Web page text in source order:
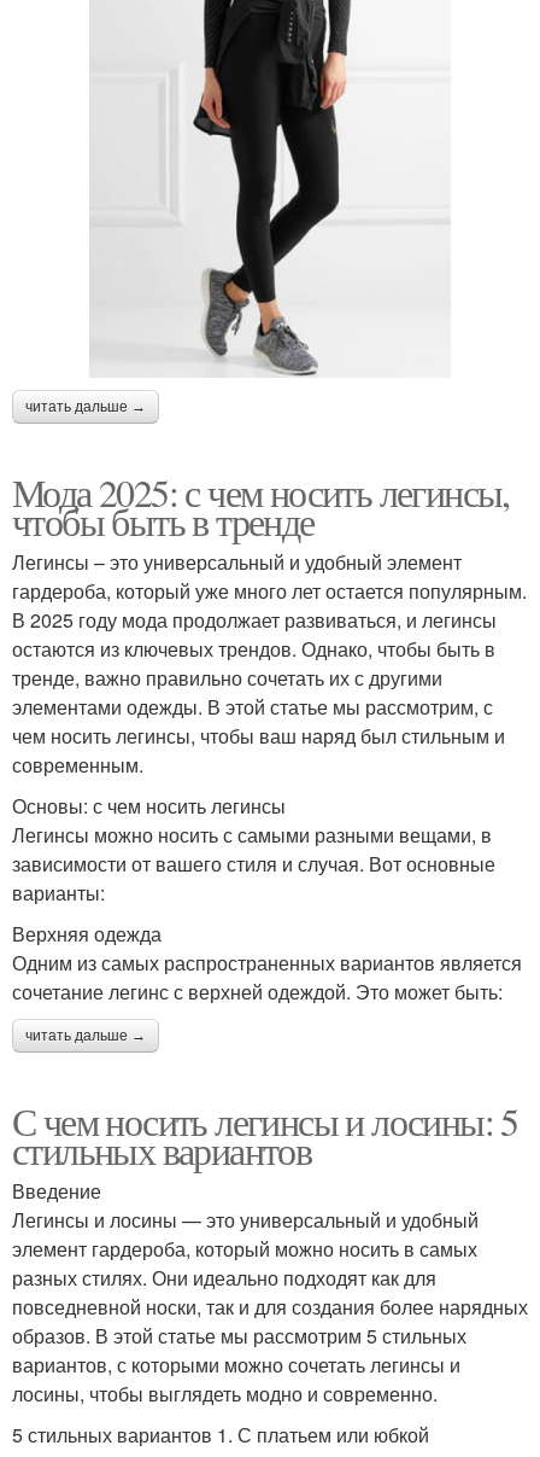
читать дальше →
Мода 2025: с чем носить легинсы,
чтобы быть в тренде
Легинсы – это универсальный и удобный элемент
гардероба, который уже много лет остается популярным.
В 2025 году мода продолжает развиваться, и легинсы
остаются из ключевых трендов. Однако, чтобы быть в
тренде, важно правильно сочетать их с другими
элементами одежды. В этой статье мы рассмотрим, с
чем носить легинсы, чтобы ваш наряд был стильным и
современным.
Основы: с чем носить легинсы
Легинсы можно носить с самыми разными вещами, в
зависимости от вашего стиля и случая. Вот основные
варианты:
Верхняя одежда
Одним из самых распространенных вариантов является
сочетание легинс с верхней одеждой. Это может быть:
читать дальше →
С чем носить легинсы и лосины: 5
стильных вариантов
Введение
Легинсы и лосины — это универсальный и удобный
элемент гардероба, который можно носить в самых
разных стилях. Они идеально подходят как для
повседневной носки, так и для создания более нарядных
образов. В этой статье мы рассмотрим 5 стильных
вариантов, с которыми можно сочетать легинсы и
лосины, чтобы выглядеть модно и современно.
5 стильных вариантов 1. С платьем или юбкой